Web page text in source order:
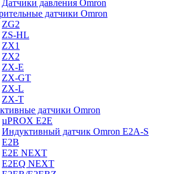
Датчики давления Omron
датчики Omron
ZG2
ZS-HL
ZX1
ZX2
ZX-E
ZX-GT
ZX-L
ZX-T
датчики Omron
µPROX E2E
Индуктивный датчик Omron E2A-S
E2B
E2E NEXT
E2EQ NEXT